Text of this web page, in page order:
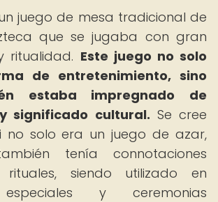
juego de mesa tradicional de
que se jugaba con gran
ritualidad. Este juego no solo
de entretenimiento, sino
estaba impregnado de
significado cultural. Se cree
no solo era un juego de azar,
tenía connotaciones
siendo utilizado en
y ceremonias